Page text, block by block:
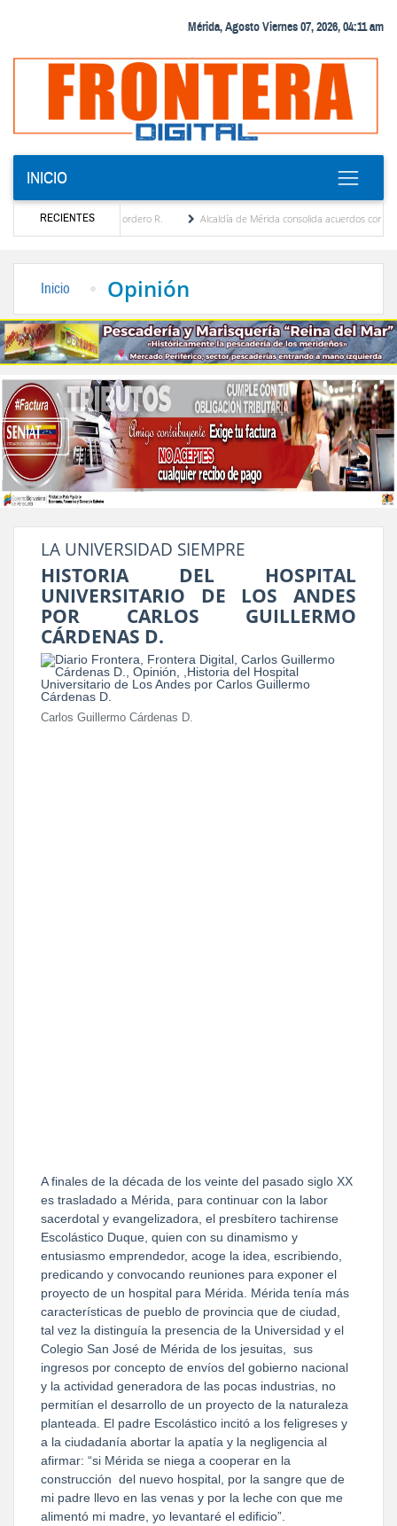
Mérida, Agosto Viernes 07, 2026, 04:11 am
INICIO
RECIENTES
Febres Cordero R.
Alcaldía de Mérida consolida acuerdos con
Inicio Opinión
LA UNIVERSIDAD SIEMPRE
HISTORIA DEL HOSPITAL
UNIVERSITARIO DE LOS ANDES
POR CARLOS GUILLERMO
CÁRDENAS D.
Carlos Guillermo Cárdenas D.
A finales de la década de los veinte del pasado siglo XX
es trasladado a Mérida, para continuar con la labor
sacerdotal y evangelizadora, el presbítero tachirense
Escolástico Duque, quien con su dinamismo y
entusiasmo emprendedor, acoge la idea, escribiendo,
predicando y convocando reuniones para exponer el
proyecto de un hospital para Mérida. Mérida tenía más
características de pueblo de provincia que de ciudad,
tal vez la distinguía la presencia de la Universidad y el
Colegio San José de Mérida de los jesuitas, sus
ingresos por concepto de envíos del gobierno nacional
y la actividad generadora de las pocas industrias, no
permitían el desarrollo de un proyecto de la naturaleza
planteada. El padre Escolástico incitó a los feligreses y
a la ciudadanía abortar la apatía y la negligencia al
afirmar: “si Mérida se niega a cooperar en la
construcción del nuevo hospital, por la sangre que de
mi padre llevo en las venas y por la leche con que me
alimentó mi madre, yo levantaré el edificio”.